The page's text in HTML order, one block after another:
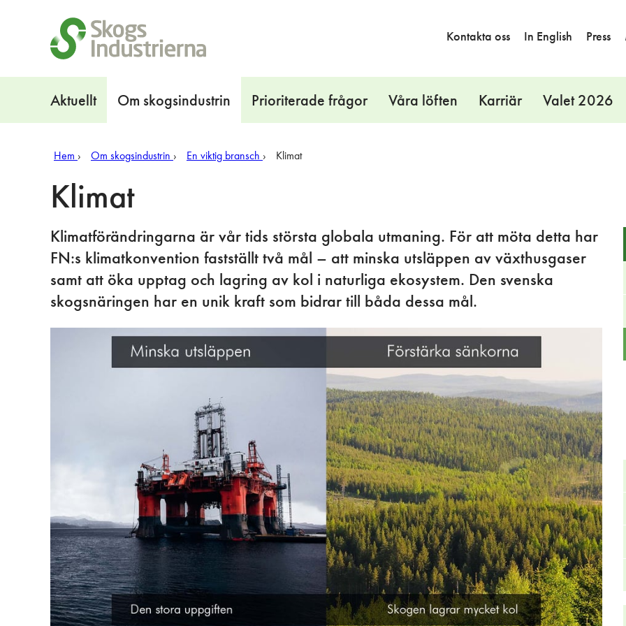
Kontakta oss In English Press
Navigation
Aktuellt Om skogsindustrin Prioriterade frågor Våra löften Karriär Valet 2026
Hem Om skogsindustrin En viktig bransch Klimat
Klimat
Klimatförändringarna är vår tids största globala utmaning. För att möta detta har
FN:s klimatkonvention fastställt två mål – att minska utsläppen av växthusgaser
samt att öka upptag och lagring av kol i naturliga ekosystem. Den svenska
skogsnäringen har en unik kraft som bidrar till båda dessa mål.